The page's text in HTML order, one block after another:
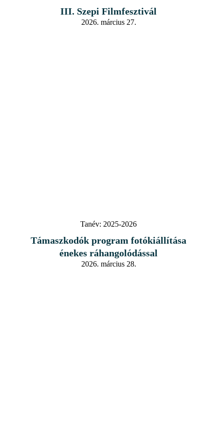
III. Szepi Filmfesztivál
2026. március 27.
Tanév: 2025-2026
Támaszkodók program fotókiállítása
énekes ráhangolódással
2026. március 28.